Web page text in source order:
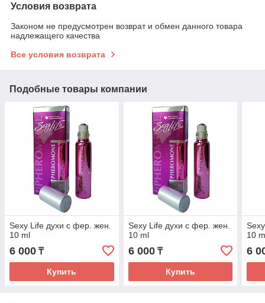
Условия возврата
Законом не предусмотрен возврат и обмен данного товара
надлежащего качества
Все условия возврата
Подобные товары компании
Sexy Life духи с фер. жен.
10 ml
6 000 ₸
Купить
Sexy Life духи с фер. жен.
10 ml
6 000₸
Купить
10
6